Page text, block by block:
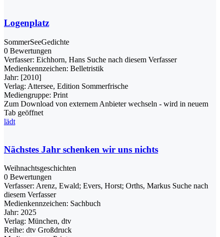
Logenplatz
SommerSeeGedichte
0 Bewertungen
Verfasser: Eichhorn, Hans Suche nach diesem Verfasser
Medienkennzeichen: Belletristik
Jahr: [2010]
Verlag: Attersee, Edition Sommerfrische
Mediengruppe: Print
Zum Download von externem Anbieter wechseln - wird in neuem
Tab geöffnet
lädt
Nächstes Jahr schenken wir uns nichts
Weihnachtsgeschichten
0 Bewertungen
Verfasser: Arenz, Ewald; Evers, Horst; Orths, Markus Suche nach
diesem Verfasser
Medienkennzeichen: Sachbuch
Jahr: 2025
Verlag: München, dtv
Reihe: dtv Großdruck